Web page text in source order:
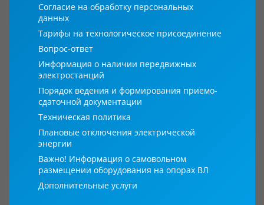
Согласие на обработку персональных
данных
Тарифы на технологическое присоединение
Вопрос-ответ
Информация о наличии передвижных
электростанций
Порядок ведения и формирования приемо-
сдаточной документации
Техническая политика
Плановые отключения электрической
энергии
Важно! Информация о самовольном
размещении оборудования на опорах ВЛ
Дополнительные услуги